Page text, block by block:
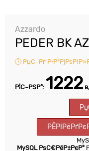
Azzardo
PEDER BK
РџС–Рґ
Р¦С–РЅР°: 1222
MySQL РѕС€РёР±РєР°